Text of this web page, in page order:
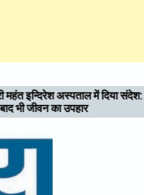
अंगदान, मृत्यु